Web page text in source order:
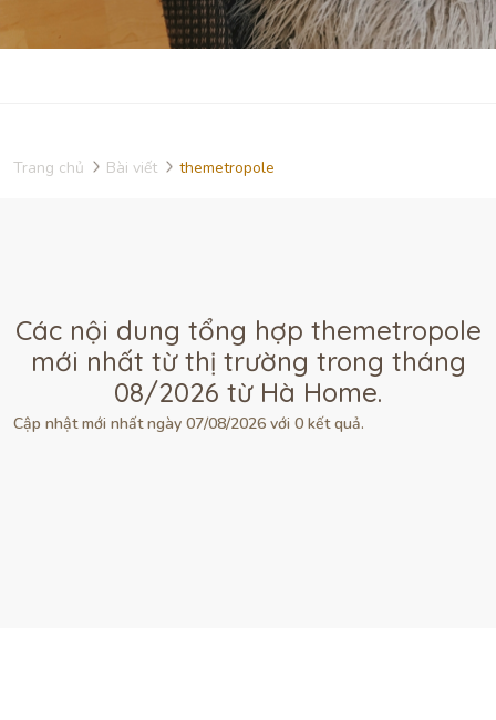
Trang chủ Bài viết themetropole
Các nội dung tổng hợp themetropole
mới nhất từ thị trường trong tháng
08/2026 từ Hà Home.
Cập nhật mới nhất ngày 07/08/2026 với 0 kết quả.